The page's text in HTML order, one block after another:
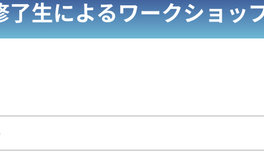
了生によるワークショッ